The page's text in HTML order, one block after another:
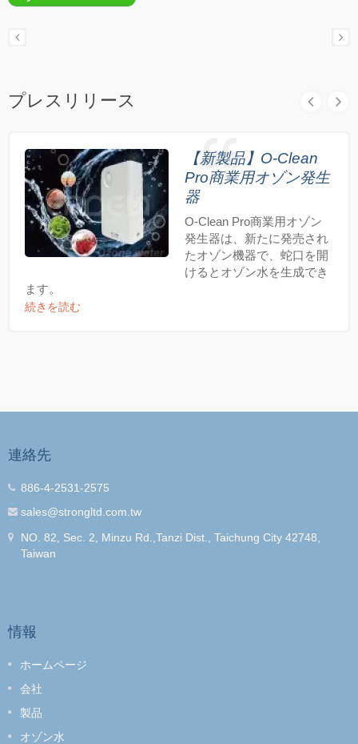
プレスリリース
【新製品】O-Clean
Pro商業用オゾン発生
器
O-Clean Pro商業用オゾン
発生器は、新たに発売され
たオゾン機器で、蛇口を開
けるとオゾン水を生成でき
ます。
続きを読む
連絡先
886-4-2531-2575
sales@strongltd.com.tw
NO. 82, Sec. 2, Minzu Rd.,Tanzi Dist., Taichung City 42748,
Taiwan
情報
ホームページ
会社
製品
オゾン水